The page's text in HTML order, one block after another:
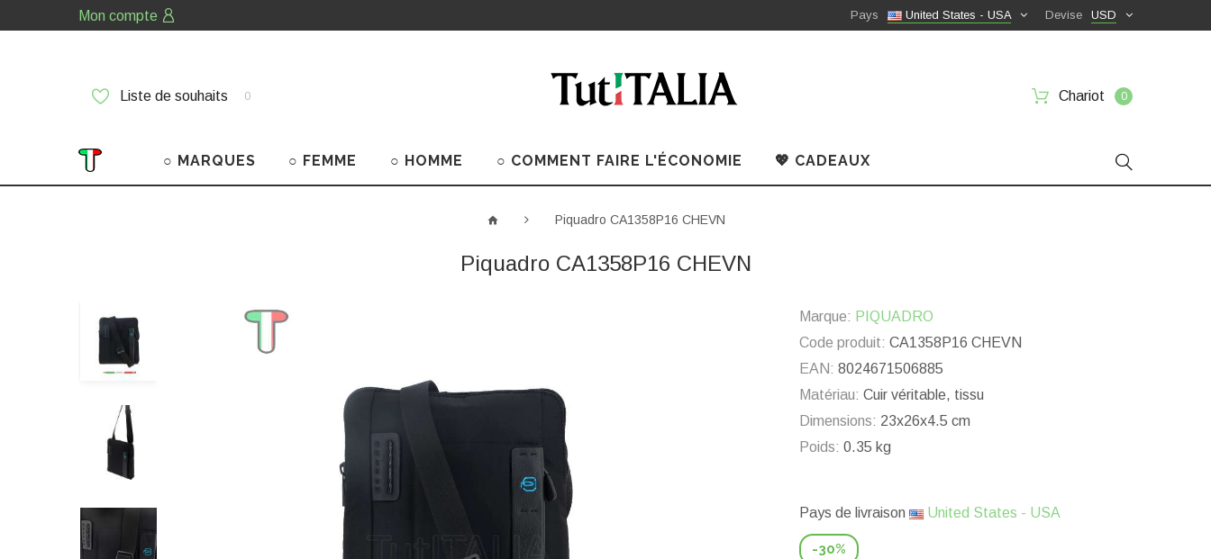
Mon compte USD
Devise
United States - USA
Pays
Liste de souhaits 0 Chariot 0
○ MARQUES ○ FEMME ○ HOMME ○ COMMENT FAIRE L'ÉCONOMIE 💖 CADEAUX
Piquadro CA1358P16 CHEVN
Piquadro CA1358P16 CHEVN
Marque: PIQUADRO
Code produit: CA1358P16 CHEVN
EAN: 8024671506885
Matériau: Cuir véritable, tissu
Dimensions: 23x26x4.5 cm
Poids: 0.35 kg
Pays de livraison United States - USA
-30%